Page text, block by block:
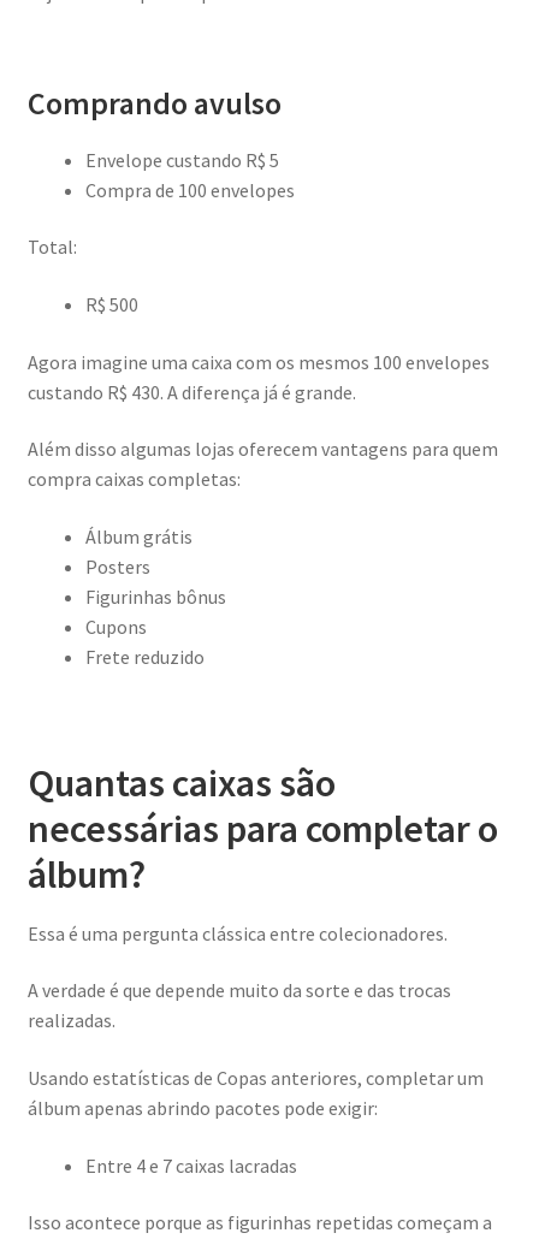
Comprando avulso
Envelope custando R$ 5
Compra de 100 envelopes
Total:
R$ 500
Agora imagine uma caixa com os mesmos 100 envelopes
custando R$ 430. A diferença já é grande.
Além disso algumas lojas oferecem vantagens para quem
compra caixas completas:
Álbum grátis
Posters
Figurinhas bônus
Cupons
Frete reduzido
Quantas caixas são
necessárias para completar o
álbum?
Essa é uma pergunta clássica entre colecionadores.
A verdade é que depende muito da sorte e das trocas
realizadas.
Usando estatísticas de Copas anteriores, completar um
álbum apenas abrindo pacotes pode exigir:
Entre 4 e 7 caixas lacradas
Isso acontece porque as figurinhas repetidas começam a